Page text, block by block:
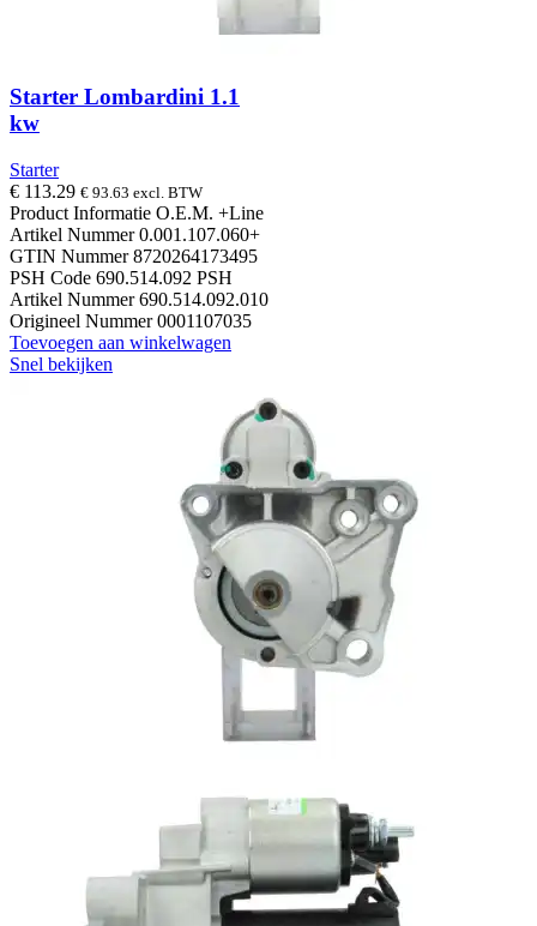
Starter Lombardini 1.1
kw
Starter
€ 113.29 € 93.63 excl. BTW
Product Informatie O.E.M. +Line
Artikel Nummer 0.001.107.060+
GTIN Nummer 8720264173495
PSH Code 690.514.092 PSH
Artikel Nummer 690.514.092.010
Origineel Nummer 0001107035
Toevoegen aan winkelwagen
Snel bekijken